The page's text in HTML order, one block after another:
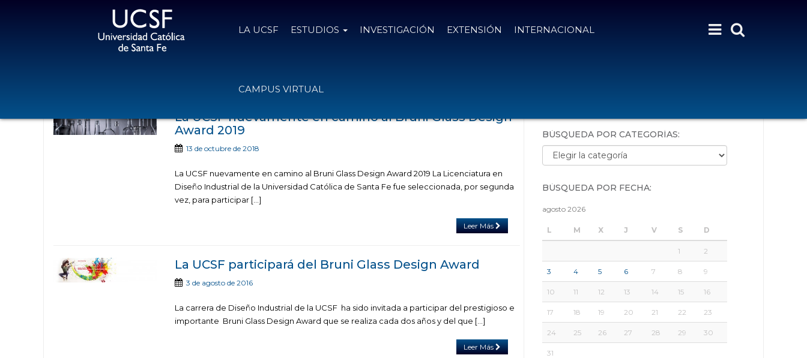
LA UCSF ESTUDIOS INVESTIGACIÓN EXTENSIÓN INTERNACIONAL
CAMPUS VIRTUAL
La UCSF nuevamente en camino al Bruni Glass Design
Award 2019
13 de octubre de 2018
La UCSF nuevamente en camino al Bruni Glass Design Award 2019 La Licenciatura en
Diseño Industrial de la Universidad Católica de Santa Fe fue seleccionada, por segunda
vez, para participar […]
Leer Más
La UCSF participará del Bruni Glass Design Award
3 de agosto de 2016
La carrera de Diseño Industrial de la UCSF ha sido invitada a participar del prestigioso e
importante Bruni Glass Design Award que se realiza cada dos años y del que […]
Leer Más
BÚSQUEDA POR CATEGORÍAS:
Búsqueda por categorías:
BÚSQUEDA POR FECHA:
agosto 2026
L M X J V S D
1 2
3 4 5 6 7 8 9
10 11 12 13 14 15 16
17 18 19 20 21 22 23
24 25 26 27 28 29 30
31